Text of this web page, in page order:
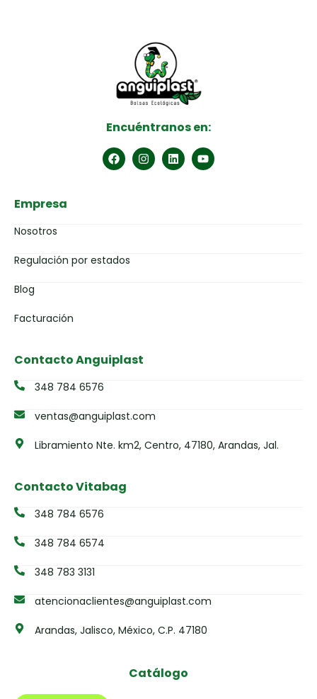
Encuéntranos en:
Empresa
Nosotros
Regulación por estados
Blog
Facturación
Contacto Anguiplast
348 784 6576
ventas@anguiplast.com
Libramiento Nte. km2, Centro, 47180, Arandas, Jal.
Contacto Vitabag
348 784 6576
348 784 6574
348 783 3131
atencionaclientes@anguiplast.com
Arandas, Jalisco, México, C.P. 47180
Catálogo